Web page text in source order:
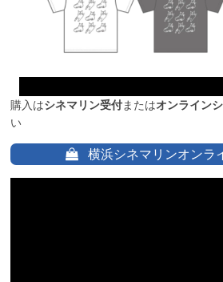
購入はシネマリン受付またはオンライン
い
横浜シネマリンオンラ